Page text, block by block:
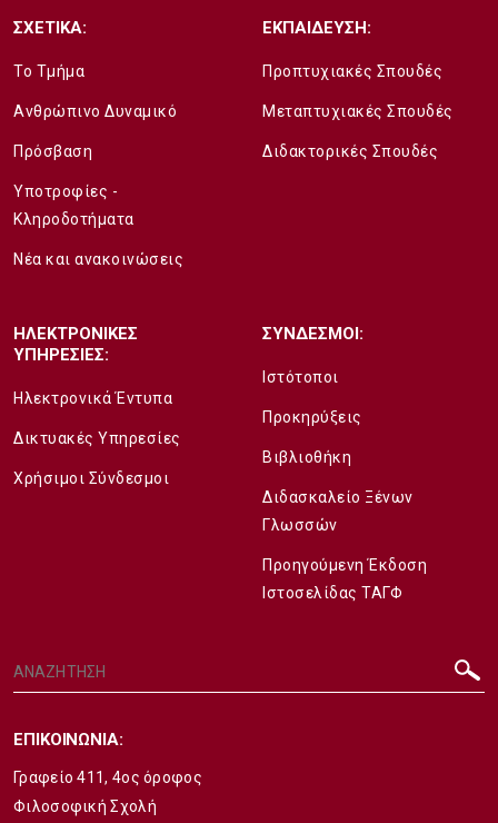
ΣΧΕΤΙΚΑ:
Το Τμήμα
Ανθρώπινο Δυναμικό
Πρόσβαση
Υποτροφίες -
Κληροδοτήματα
Νέα και ανακοινώσεις
ΕΚΠΑΙΔΕΥΣΗ:
Προπτυχιακές Σπουδές
Μεταπτυχιακές Σπουδές
Διδακτορικές Σπουδές
ΗΛΕΚΤΡΟΝΙΚΕΣ
ΥΠΗΡΕΣΙΕΣ:
Ηλεκτρονικά Έντυπα
Δικτυακές Υπηρεσίες
Χρήσιμοι Σύνδεσμοι
ΣΥΝΔΕΣΜΟΙ:
Ιστότοποι
Προκηρύξεις
Βιβλιοθήκη
Διδασκαλείο Ξένων
Γλωσσών
Προηγούμενη Έκδοση
Ιστοσελίδας ΤΑΓΦ
ΕΠΙΚΟΙΝΩΝΙΑ:
Γραφείο 411, 4ος όροφος
Φιλοσοφική Σχολή